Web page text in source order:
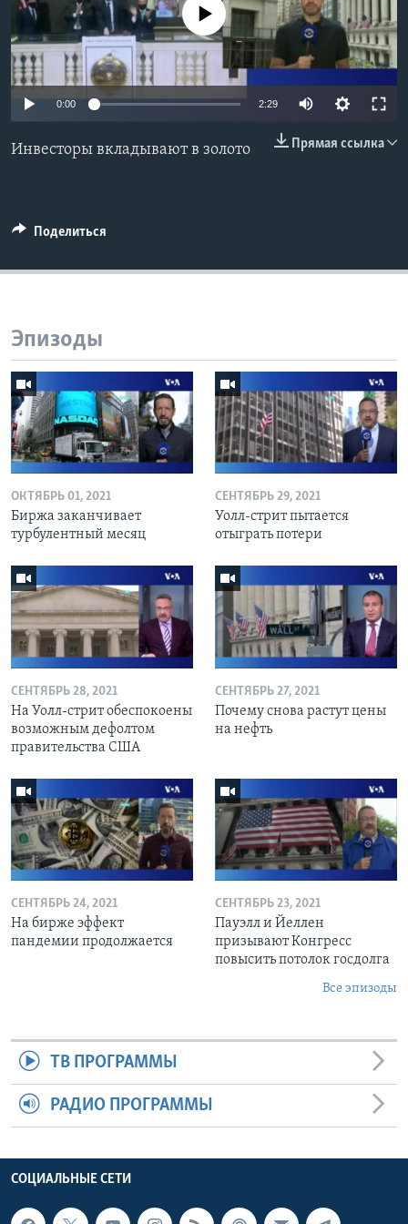
Learning English
СОЦИАЛЬНЫЕ СЕТИ
No media source currently available
0:00 2:29
Прямая ссылка
Инвесторы вкладывают в золото
Поделиться
Эпизоды
ОКТЯБРЬ 01, 2021
Биржа заканчивает
турбулентный месяц
СЕНТЯБРЬ 29, 2021
Уолл-стрит пытается
отыграть потери
СЕНТЯБРЬ 28, 2021
На Уолл-стрит обеспокоены
возможным дефолтом
правительства США
СЕНТЯБРЬ 27, 2021
Почему снова растут цены
на нефть
СЕНТЯБРЬ 24, 2021
На бирже эффект
пандемии продолжается
СЕНТЯБРЬ 23, 2021
Пауэлл и Йеллен
призывают Конгресс
повысить потолок госдолга
Все эпизоды
ТВ ПРОГРАММЫ
РАДИО ПРОГРАММЫ
СОЦИАЛЬНЫЕ СЕТИ